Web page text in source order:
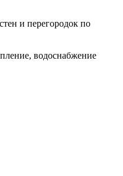
и перегородок по
водоснабжение